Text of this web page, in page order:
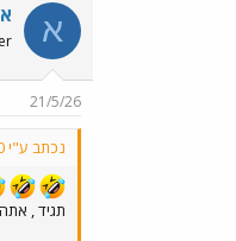
א
21/5/26
נכתב ע"י xyxy210:
תגיד ,